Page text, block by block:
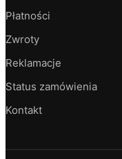
Płatności
Zwroty
Reklamacje
Status zamówienia
Kontakt